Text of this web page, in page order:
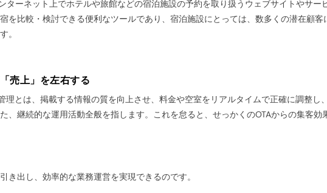
ターネット上でホテルや旅館などの宿泊施設の予約を取り扱うウェブサイトやサー
を比較・検討できる便利なツールであり、宿泊施設にとっては、数多くの潜在顧客
。
売上」を左右する
理とは、掲載する情報の質を向上させ、料金や空室をリアルタイムで正確に調整し
、継続的な運用活動全般を指します。これを怠ると、せっかくのOTAからの集客効
き出し、効率的な業務運営を実現できるのです。